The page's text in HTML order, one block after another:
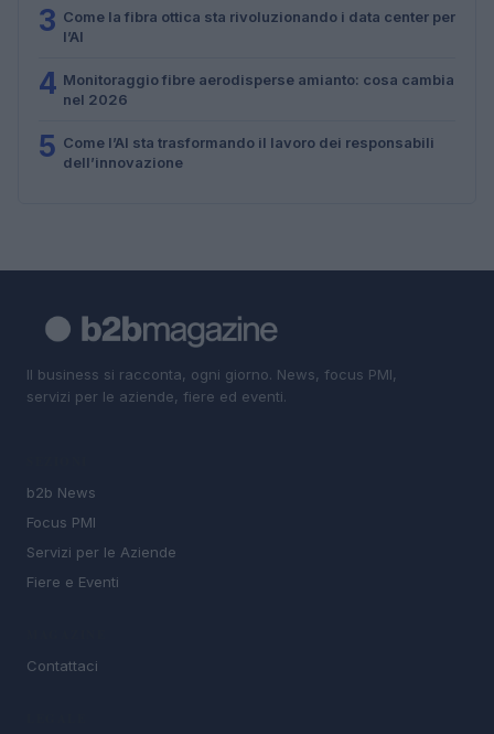
3 Come la fibra ottica sta rivoluzionando i data center per
l’AI
4 Monitoraggio fibre aerodisperse amianto: cosa cambia
nel 2026
5 Come l’AI sta trasformando il lavoro dei responsabili
dell’innovazione
Il business si racconta, ogni giorno. News, focus PMI,
servizi per le aziende, fiere ed eventi.
b2b News
Focus PMI
Servizi per le Aziende
Fiere e Eventi
Contattaci